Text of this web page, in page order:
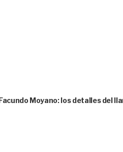
Moyano: los detalles del